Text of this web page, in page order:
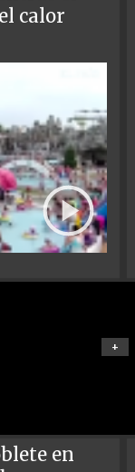
calor
+
en